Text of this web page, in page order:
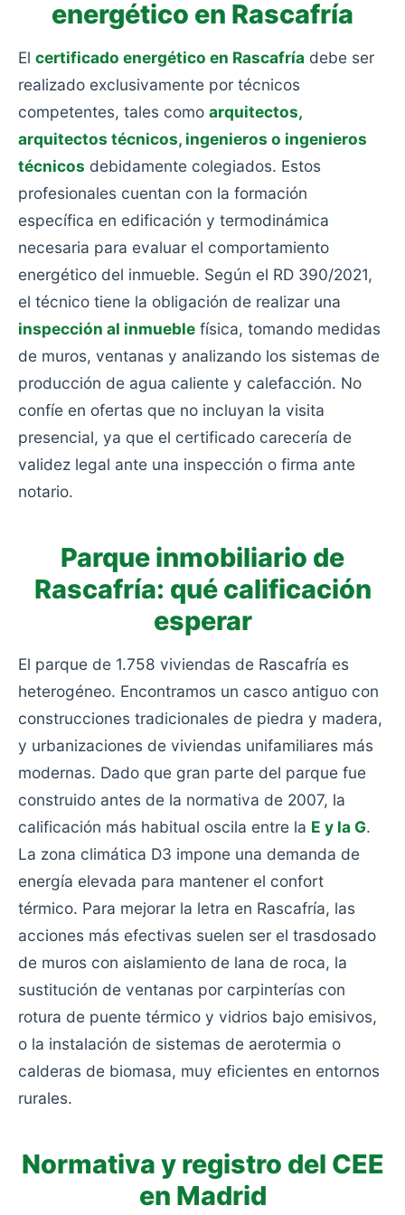
energético en Rascafría
El certificado energético en Rascafría debe ser
realizado exclusivamente por técnicos
competentes, tales como arquitectos,
arquitectos técnicos, ingenieros o ingenieros
técnicos debidamente colegiados. Estos
profesionales cuentan con la formación
específica en edificación y termodinámica
necesaria para evaluar el comportamiento
energético del inmueble. Según el RD 390/2021,
el técnico tiene la obligación de realizar una
inspección al inmueble física, tomando medidas
de muros, ventanas y analizando los sistemas de
producción de agua caliente y calefacción. No
confíe en ofertas que no incluyan la visita
presencial, ya que el certificado carecería de
validez legal ante una inspección o firma ante
notario.
Parque inmobiliario de
Rascafría: qué calificación
esperar
El parque de 1.758 viviendas de Rascafría es
heterogéneo. Encontramos un casco antiguo con
construcciones tradicionales de piedra y madera,
y urbanizaciones de viviendas unifamiliares más
modernas. Dado que gran parte del parque fue
construido antes de la normativa de 2007, la
calificación más habitual oscila entre la E y la G.
La zona climática D3 impone una demanda de
energía elevada para mantener el confort
térmico. Para mejorar la letra en Rascafría, las
acciones más efectivas suelen ser el trasdosado
de muros con aislamiento de lana de roca, la
sustitución de ventanas por carpinterías con
rotura de puente térmico y vidrios bajo emisivos,
o la instalación de sistemas de aerotermia o
calderas de biomasa, muy eficientes en entornos
rurales.
Normativa y registro del CEE
en Madrid